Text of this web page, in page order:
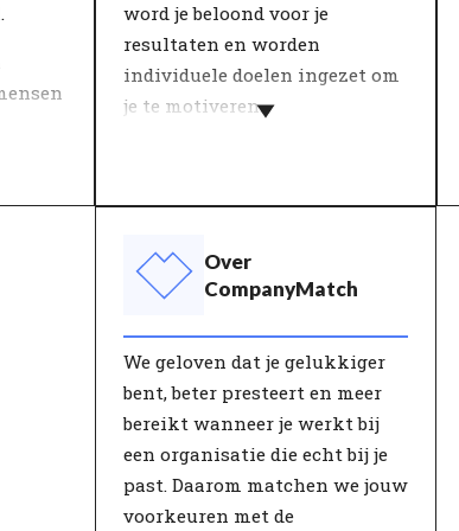
bij
zien
de
word je beloond voor je
resultaten en worden
individuele doelen ingezet om
je te motiveren.
productiviteit. Binnen teams
zorgt een goede leidinggevende
voor inzet, vertrouwen en
tevredenheid. Een leider draagt
daardoor in grote mate bij aan
de doelen van de organisatie.
Alleen met de juiste
aansturing zullen mensen
optimaal presteren en de kans
krijgen om zichzelf verder te
ontwikkelen.
Over
CompanyMatch
We geloven dat je gelukkiger
bent, beter presteert en meer
bereikt wanneer je werkt bij
een organisatie die echt bij je
past. Daarom matchen we jouw
voorkeuren met de